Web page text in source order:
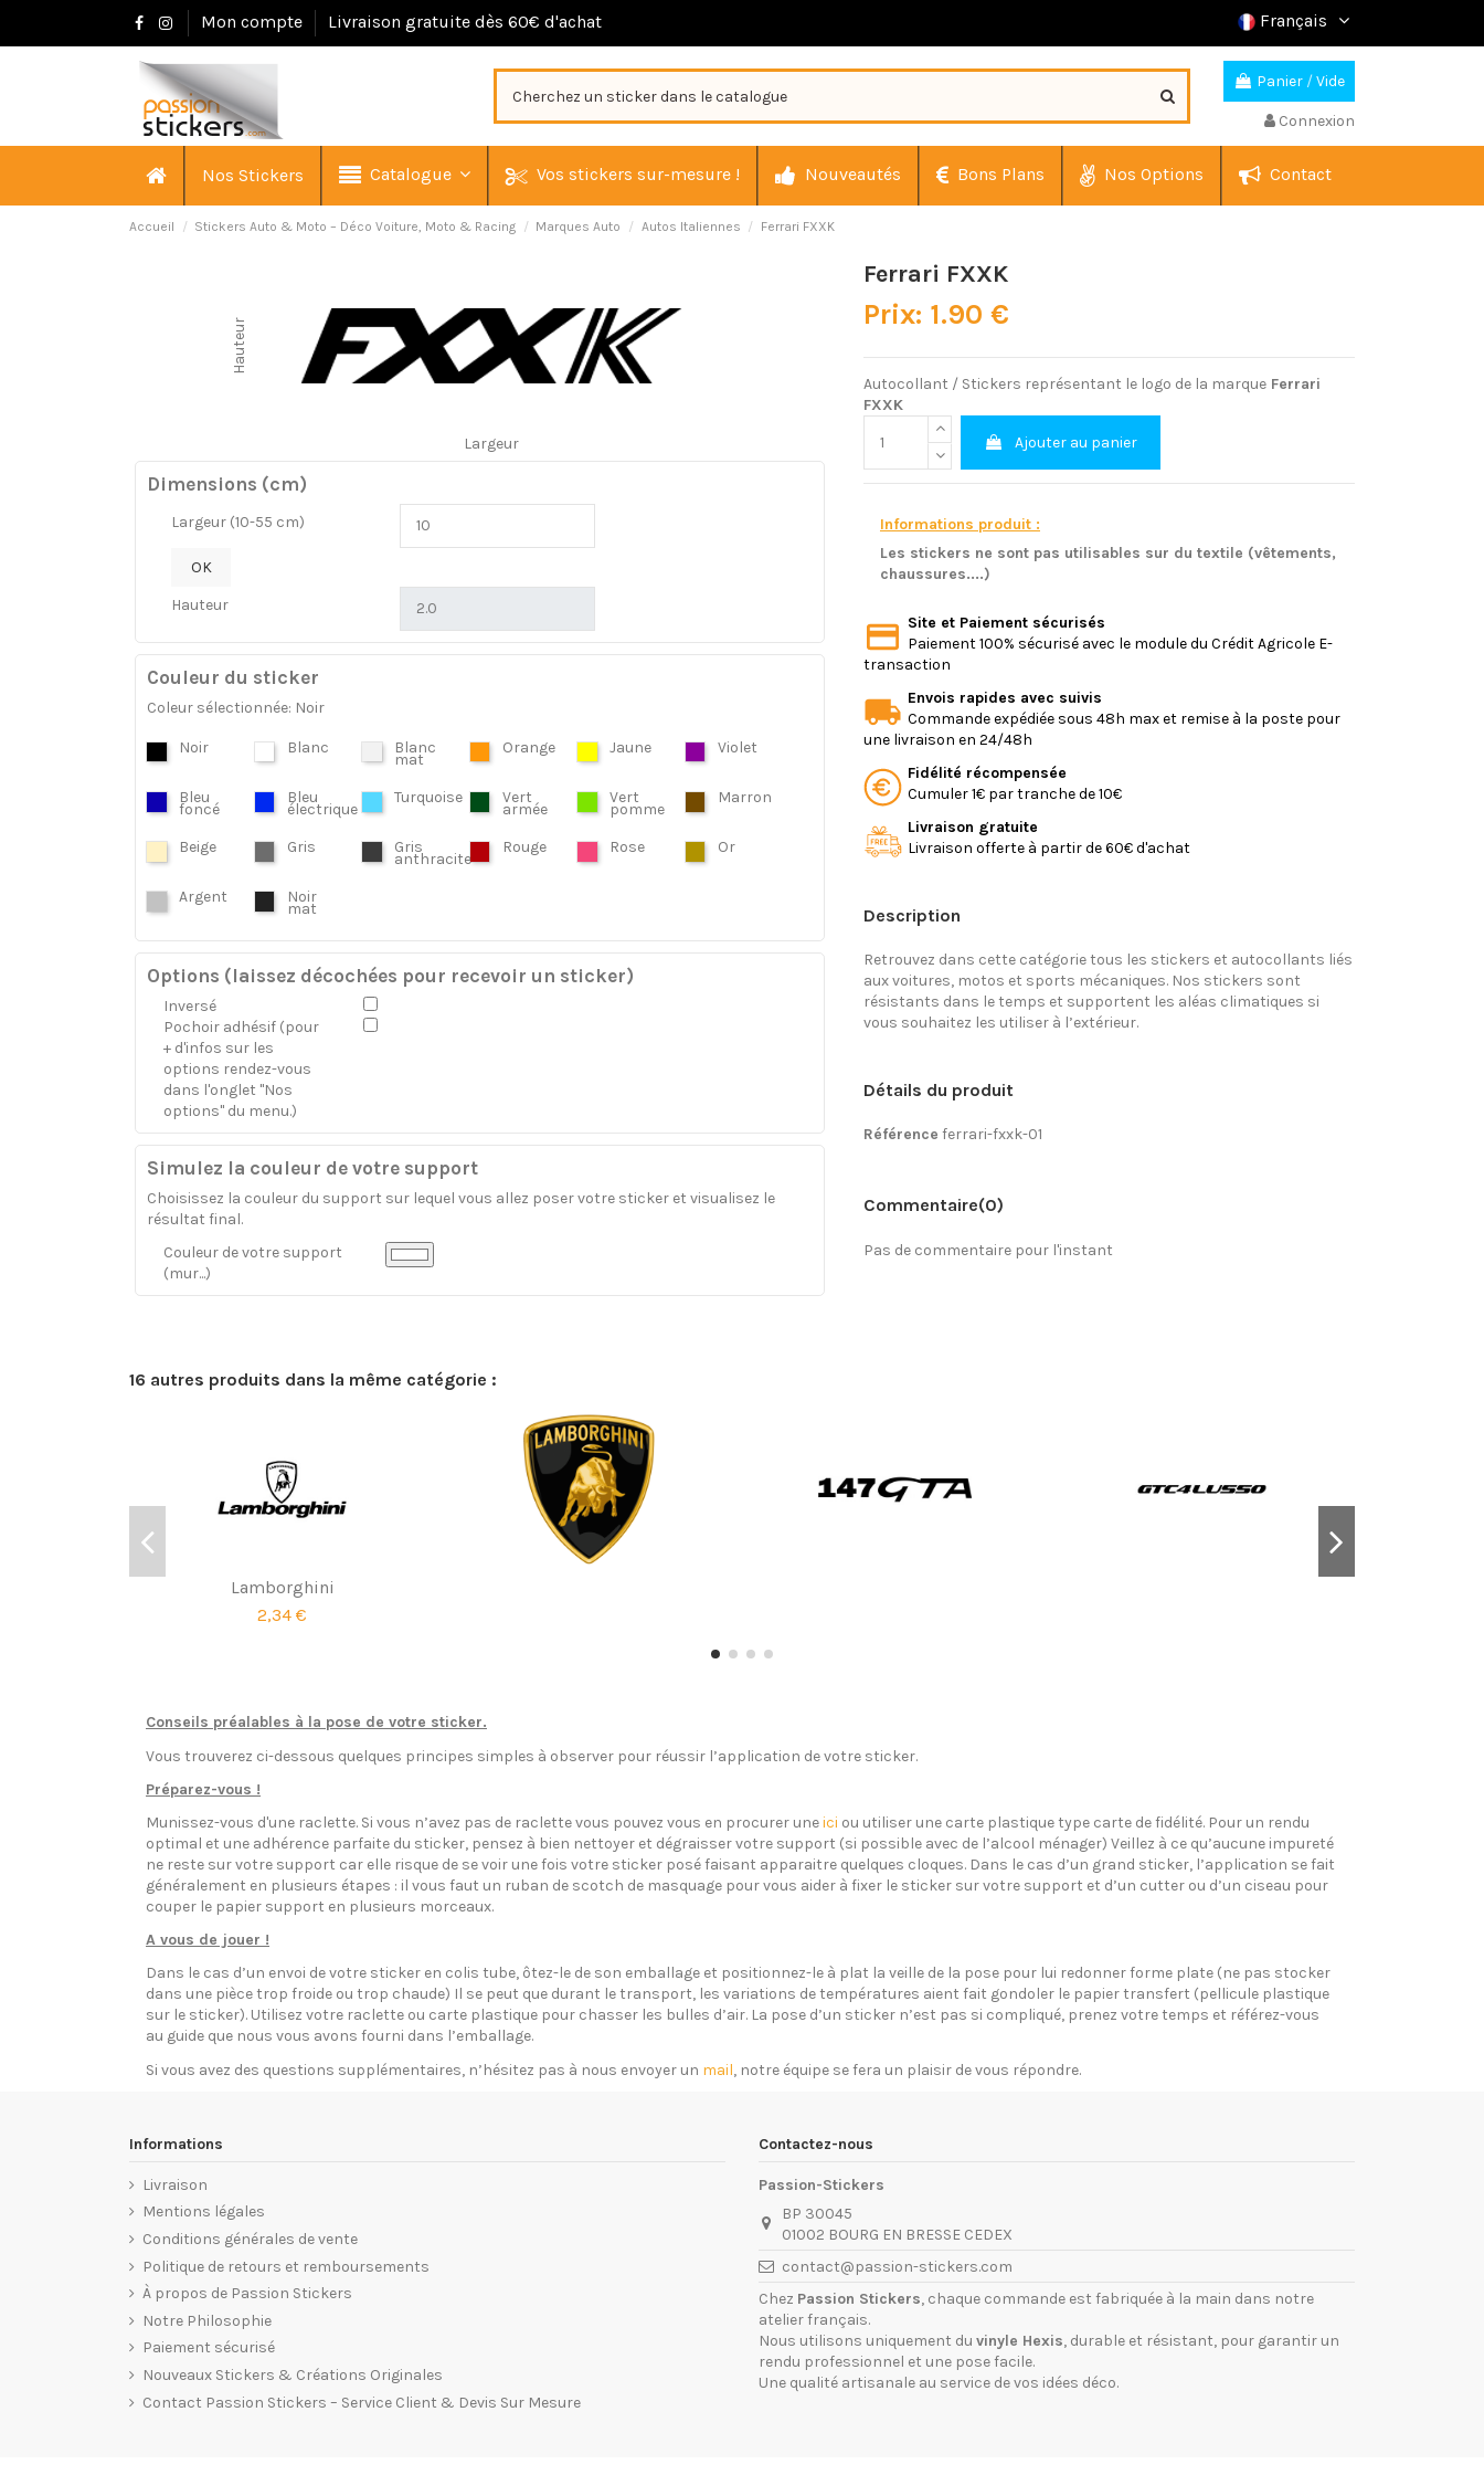
Mon compte Livraison gratuite dès 60€ d'achat Français
Panier /Vide
Connexion
Nos Stickers Catalogue Vos stickers sur-mesure ! Nouveautés Bons Plans Nos Options Contact
Accueil Stickers Auto & Moto – Déco Voiture, Moto & Racing Marques Auto Autos Italiennes Ferrari FXXK
Hauteur
Largeur
Dimensions (cm)
Largeur (10-55 cm)
OK
Hauteur
Couleur du sticker
Coleur sélectionnée: Noir
Noir Blanc Blanc
mat
Orange Jaune Violet
Bleu
foncé
Bleu
électrique
Turquoise Vert
armée
Vert
pomme
Marron
Beige Gris Gris
anthracite
Rouge Rose Or
Argent Noir
mat
Options (laissez décochées pour recevoir un sticker)
Inversé
Pochoir adhésif (pour
+ d'infos sur les
options rendez-vous
dans l'onglet "Nos
options" du menu.)
Simulez la couleur de votre support
Choisissez la couleur du support sur lequel vous allez poser votre sticker et visualisez le
résultat final.
Couleur de votre support
(mur...)
Ferrari FXXK
Prix: 1.90 €
Autocollant / Stickers représentant le logo de la marque Ferrari
FXXK
Ajouter au panier
Informations produit :
Les stickers ne sont pas utilisables sur du textile (vêtements,
chaussures....)
Site et Paiement sécurisés
Paiement 100% sécurisé avec le module du Crédit Agricole E-
transaction
Envois rapides avec suivis
Commande expédiée sous 48h max et remise à la poste pour
une livraison en 24/48h
Fidélité récompensée
Cumuler 1€ par tranche de 10€
Livraison gratuite
Livraison offerte à partir de 60€ d'achat
Description
Retrouvez dans cette catégorie tous les stickers et autocollants liés
aux voitures, motos et sports mécaniques. Nos stickers sont
résistants dans le temps et supportent les aléas climatiques si
vous souhaitez les utiliser à l’extérieur.
Détails du produit
Référence ferrari-fxxk-01
Commentaire(0)
Pas de commentaire pour l'instant
16 autres produits dans la même catégorie :
Lamborghini
2,34 €
Conseils préalables à la pose de votre sticker.
Vous trouverez ci-dessous quelques principes simples à observer pour réussir l’application de votre sticker.
Préparez-vous !
Munissez-vous d'une raclette. Si vous n’avez pas de raclette vous pouvez vous en procurer uneici ou utiliser une carte plastique type carte de fidélité. Pour un rendu
optimal et une adhérence parfaite du sticker, pensez à bien nettoyer et dégraisser votre support (si possible avec de l’alcool ménager) Veillez à ce qu’aucune impureté
ne reste sur votre support car elle risque de se voir une fois votre sticker posé faisant apparaitre quelques cloques. Dans le cas d’un grand sticker, l’application se fait
généralement en plusieurs étapes : il vous faut un ruban de scotch de masquage pour vous aider à fixer le sticker sur votre support et d’un cutter ou d’un ciseau pour
couper le papier support en plusieurs morceaux.
A vous de jouer !
Dans le cas d’un envoi de votre sticker en colis tube, ôtez-le de son emballage et positionnez-le à plat la veille de la pose pour lui redonner forme plate (ne pas stocker
dans une pièce trop froide ou trop chaude) Il se peut que durant le transport, les variations de températures aient fait gondoler le papier transfert (pellicule plastique
sur le sticker). Utilisez votre raclette ou carte plastique pour chasser les bulles d’air. La pose d’un sticker n’est pas si compliqué, prenez votre temps et référez-vous
au guide que nous vous avons fourni dans l’emballage.
Si vous avez des questions supplémentaires, n’hésitez pas à nous envoyer un mail, notre équipe se fera un plaisir de vous répondre.
Informations
Livraison
Mentions légales
Conditions générales de vente
Politique de retours et remboursements
À propos de Passion Stickers
Notre Philosophie
Paiement sécurisé
Nouveaux Stickers & Créations Originales
Contact Passion Stickers – Service Client & Devis Sur Mesure
Contactez-nous
Passion-Stickers
BP 30045
01002 BOURG EN BRESSE CEDEX
contact@passion-stickers.com
Chez Passion Stickers, chaque commande est fabriquée à la main dans notre
atelier français.
Nous utilisons uniquement du vinyle Hexis, durable et résistant, pour garantir un
rendu professionnel et une pose facile.
Une qualité artisanale au service de vos idées déco.